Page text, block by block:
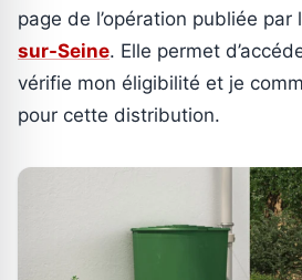
page de l’opération publiée par
sur-Seine. Elle permet
vérifie mon éligibilité et je
pour cette distribution.